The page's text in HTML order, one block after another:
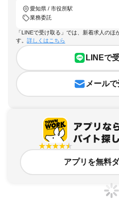
愛知県 / 市役所駅
業務委託
「LINEで受け取る」では、新着求人の
す。 詳しくはこちら
LINEで
メール
アプリを無料